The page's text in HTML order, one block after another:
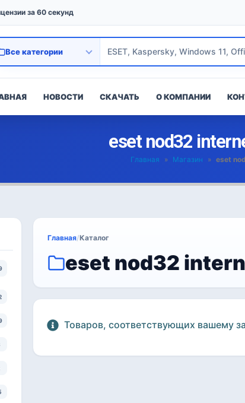
за 60 секунд
НОВОСТИ СКАЧАТЬ О КОМПАНИИ
eset nod32
Главная » Магазин » eset
Главная/Каталог
eset nod32
Товаров, соответствующих вашему